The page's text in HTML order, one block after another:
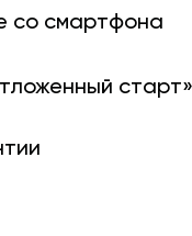
со смартфона
старт»